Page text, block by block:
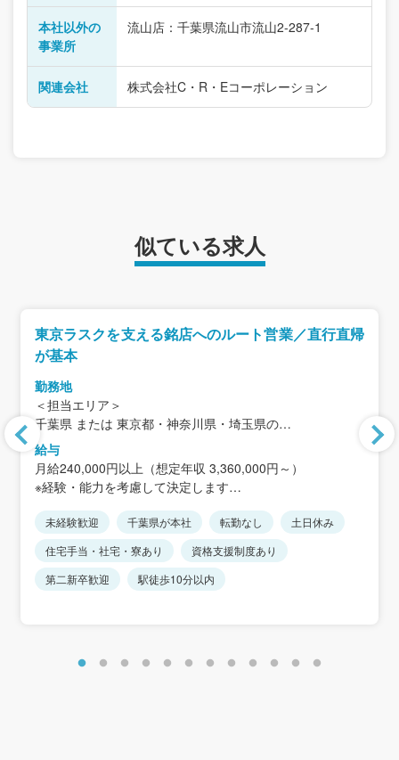
本社以外の
事業所
流山店：千葉県流山市流山2-287-1
関連会社 株式会社C・R・Eコーポレーション
似ている求人
東京ラスクを支える銘店へのルート営業／直行直帰
が基本
勤務地
＜担当エリア＞
千葉県 または 東京都・神奈川県・埼玉県の
イオン・イトーヨーカドー・百貨店など
本社：千葉県松戸市下矢切141-1（矢切駅 徒歩1分）
※直行直帰が基本
※本社出勤は週1〜2日程度
給与
月給240,000円以上（想定年収 3,360,000円～）
※経験・能力を考慮して決定します
※短時間正社員からエリア限定総合職や総合職への転換も
可能です。
未経験歓迎 千葉県が本社 転勤なし
土日休み
住宅手当・社宅・寮あり
資格支援制度あり
第二新卒歓迎
駅徒歩10分以内